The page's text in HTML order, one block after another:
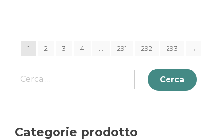
1 2 3 4 291 292 293 →
Ricerca
per:
Categorie prodotto